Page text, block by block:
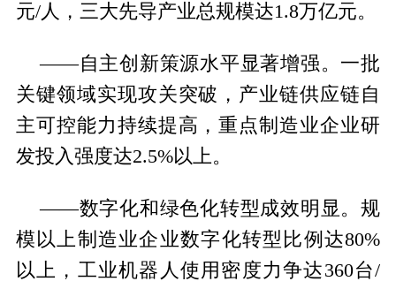
元/人，三大先导产业总规模达1.8万亿元。
——自主创新策源水平显著增强。一批
关键领域实现攻关突破，产业链供应链自
主可控能力持续提高，重点制造业企业研
发投入强度达2.5%以上。
——数字化和绿色化转型成效明显。规
模以上制造业企业数字化转型比例达80%
以上，工业机器人使用密度力争达360台/